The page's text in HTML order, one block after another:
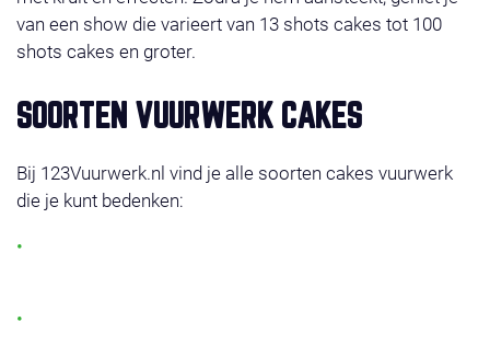
van een show die varieert van 13 shots cakes tot 100
shots cakes en groter.
SOORTEN VUURWERK CAKES
Bij 123Vuurwerk.nl vind je alle soorten cakes vuurwerk
die je kunt bedenken: